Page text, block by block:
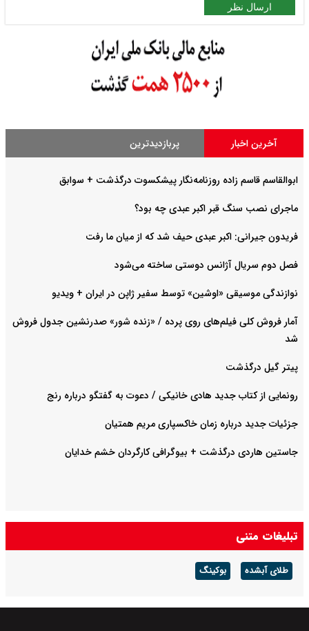
ارسال نظر
آخرین اخبار پربازدیدترین
ابوالقاسم قاسم زاده روزنامه‌نگار پیشکسوت درگذشت + سوابق
ماجرای نصب سنگ قبر اکبر عبدی چه بود؟
فریدون جیرانی: اکبر عبدی حیف شد که از میان ما رفت
فصل دوم سریال آژانس دوستی ساخته می‌شود
نوازندگی موسیقی «اوشین» توسط سفیر ژاپن در ایران + ویدیو
آمار فروش کلی فیلم‌های روی پرده / «زنده شور» صدرنشین جدول فروش
شد
پیتر گیل درگذشت
رونمایی از کتاب جدید هادی خانیکی / دعوت به گفتگو درباره رنج
جزئیات جدید درباره زمان خاکسپاری مریم همتیان
جاستین هاردی درگذشت + بیوگرافی کارگردان خشم خدایان
تبلیغات متنی
طلای آبشده بوکینگ